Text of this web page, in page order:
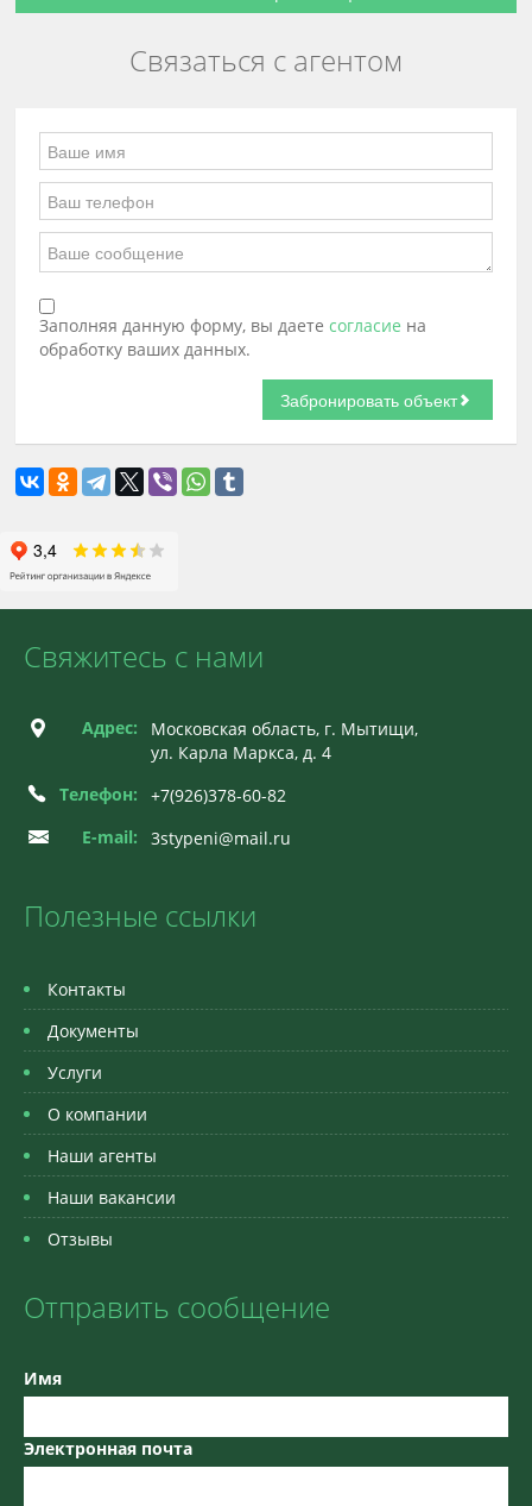
Связаться с агентом
Заполняя данную форму, вы даетесогласие на
обработку ваших данных.
Свяжитесь с нами
Адрес:
Московская область, г. Мытищи,
ул. Карла Маркса, д. 4
Телефон:
+7(926)378-60-82
E-mail:
3stypeni@mail.ru
Полезные ссылки
Контакты
Документы
Услуги
О компании
Наши агенты
Наши вакансии
Отзывы
Отправить сообщение
Имя
Электронная почта